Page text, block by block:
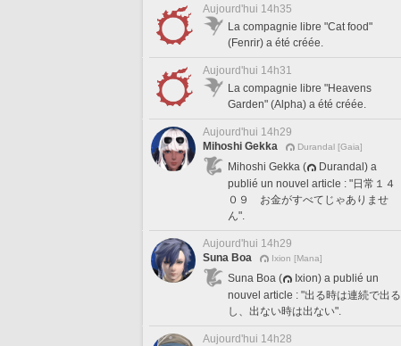
Aujourd'hui 14h35
La compagnie libre "Cat food"
(Fenrir) a été créée.
Aujourd'hui 14h31
La compagnie libre "Heavens
Garden" (Alpha) a été créée.
Aujourd'hui 14h29
Mihoshi Gekka
Durandal [Gaia]
Mihoshi Gekka (
Durandal) a
publié un nouvel article : "日常１４
０９ お金がすべてじゃありませ
ん".
Aujourd'hui 14h29
Suna Boa
Ixion [Mana]
Suna Boa (
Ixion) a publié un
nouvel article : "出る時は連続で出る
し、出ない時は出ない".
Aujourd'hui 14h28